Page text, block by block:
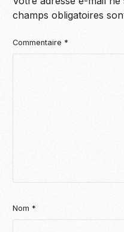
champs obligatoires
Commentaire *
Nom *